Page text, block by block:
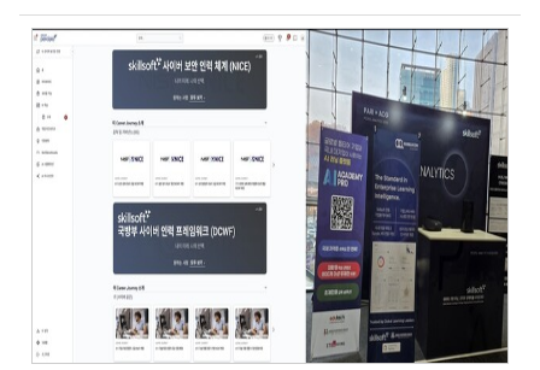
대화 톤과 논리를 분석해 즉각적인 피드백을 주는 모습에 관람객들은
놀라움을 금치 못했다.체험에 참여한 한 기업 교육 담당자는 “이론적인
소프트 스킬 학습은 지루하기 쉬운데, 퍼시피오는 AI와 직접 대화하며
몸으로 익히는 '능동적 학습(Active Learning)' 환경을 완벽히
구현했다”며 “초개인화된 피드백이 학습 효율을 극대화한다”고
평가했고 이미 국내 주요 대기업에서 도입사례가 증가하고
있다스킬소프트 한국 관계자는 “이번 박람회를 통해 퍼시피오가
추구하는 '스킬포스(Skillforce)' 실현의 가치를 직접 보여드릴 수
있었다”며 “학습자가 원하는 콘텐츠에 도달하는 과정을 AI가 정교하게
서포트함으로써, 누구나 자신만의 최적화된 성장 경로를 발견하게 될
것”이라고 강조했다.정하정 기자
nse033@etnews.comhttps://www.etnews.com/202601270
아카데미 프로는 기업과 산업 현장에서 요구되는 역량을 중심으로
설계된 직무 특화형 AI 실무역량 교육 플랫폼이다. 특정 직무나 일부
인력을 대상으로 한 맞춤형 교육만으로는 대응이 어렵다는 인식이
확산하고 있다. 이에 따라 기업은 표준화된 학습 콘텐츠를 기반으로
전사 확산이 가능한 교육 방식을 선택하고 있다.이런 변화는 글로벌
기업들 사이에서 먼저 나타났다. 다국적 기업들은 공통 직무 역량을
빠르게 확산하기 위해 글로벌 표준 학습 콘텐츠를 적극 활용해 왔다.
최근에는 이러한 방식이 국내 시장으로도 확산하면서 대기업은 물론
중견기업과 공공기관까지 글로벌 학습솔루션 도입 사례가 늘고 있다.
국내 HR 담당자들의 인식 변화도 뚜렷하다. 과거에는 '조직에 얼마나
정교하게 맞췄는가'가 주요 기준이었다면, 최근에는 '현업에서 바로
활용할 수 있는가'가 핵심 판단 기준으로 자리 잡고 있다.한 다국적
기업 HR 담당자는 “디지털 기술 변화 속도가 빨라 모든 직무 교육을
내부에서 설계하는 데 한계가 있다”며 “검증된 외부 콘텐츠를 활용해
공통 역량을 빠르게 높이고, 필요한 부분만 보완하는 방식으로
전환하고 있다”고 설명했다.스킬소프트(Skillsoft)와 같은 글로벌
학습솔루션에 대한 관심도 높아지고 있다. 실무 상황을 반영한